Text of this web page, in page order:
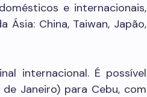
e internacionais,
China, Taiwan, Japão,
internacional. É possível
Janeiro) para Cebu, com